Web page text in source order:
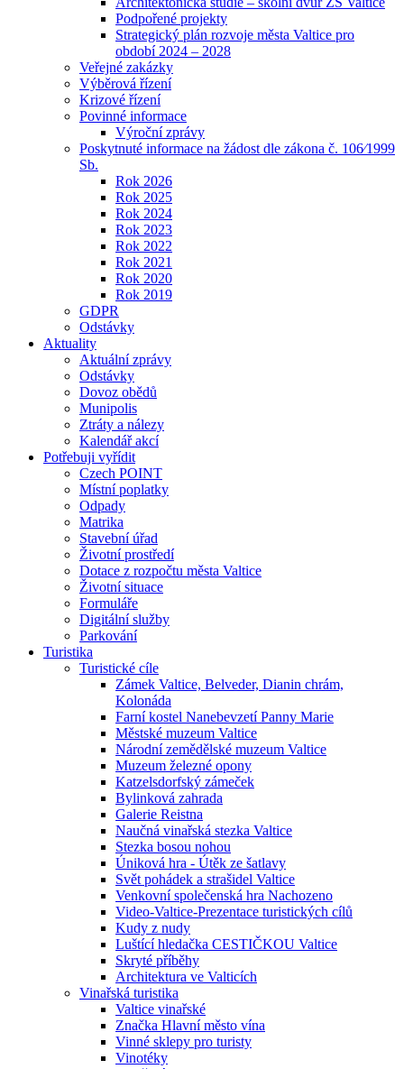
Podpořené projekty
Strategický plán rozvoje města Valtice pro
období 2024 – 2028
Veřejné zakázky
Výběrová řízení
Krizové řízení
Povinné informace
Výroční zprávy
Poskytnuté informace na žádost dle zákona č. 106⁄1999
Sb.
Rok 2026
Rok 2025
Rok 2024
Rok 2023
Rok 2022
Rok 2021
Rok 2020
Rok 2019
GDPR
Odstávky
Aktuality
Aktuální zprávy
Odstávky
Dovoz obědů
Munipolis
Ztráty a nálezy
Kalendář akcí
Potřebuji vyřídit
Czech POINT
Místní poplatky
Odpady
Matrika
Stavební úřad
Životní prostředí
Dotace z rozpočtu města Valtice
Životní situace
Formuláře
Digitální služby
Parkování
Turistika
Turistické cíle
Zámek Valtice, Belveder, Dianin chrám,
Kolonáda
Farní kostel Nanebevzetí Panny Marie
Městské muzeum Valtice
Národní zemědělské muzeum Valtice
Muzeum železné opony
Katzelsdorfský zámeček
Bylinková zahrada
Galerie Reistna
Naučná vinařská stezka Valtice
Stezka bosou nohou
Úniková hra - Útěk ze šatlavy
Svět pohádek a strašidel Valtice
Venkovní společenská hra Nachozeno
Video-Valtice-Prezentace turistických cílů
Kudy z nudy
Luštící hledačka CESTIČKOU Valtice
Skryté příběhy
Architektura ve Valticích
Vinařská turistika
Valtice vinařské
Značka Hlavní město vína
Vinné sklepy pro turisty
Vinotéky